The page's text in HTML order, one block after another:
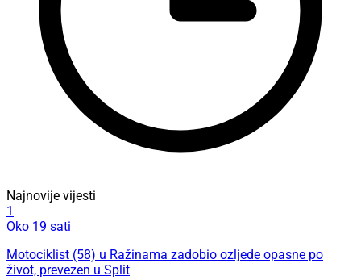
Najnovije vijesti
1
Oko 19 sati
Motociklist (58) u Ražinama zadobio ozljede opasne po
život, prevezen u Split